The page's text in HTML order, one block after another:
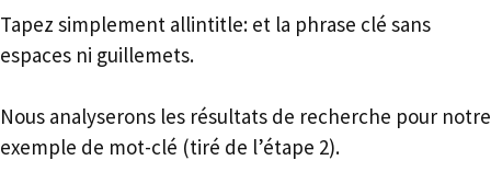
Tapez simplement allintitle: et la phrase clé sans
espaces ni guillemets.
Nous analyserons les résultats de recherche pour notre
exemple de mot-clé (tiré de l’étape 2).